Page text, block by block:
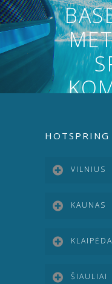
VILNIUS
KAUNAS
KLAIPĖDA
ŠIAULIAI